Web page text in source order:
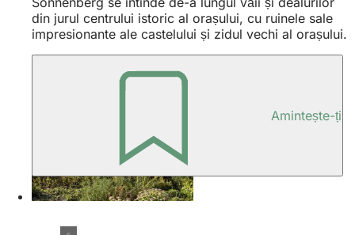
din jurul centrului istoric al orașului, cu ruinele sale
impresionante ale castelului și zidul vechi al orașului.
Amintește-ți